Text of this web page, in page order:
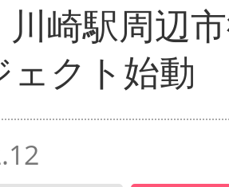
崎駅周辺
ェクト始動